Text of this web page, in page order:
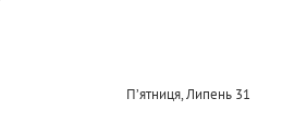
П’ятниця, Липень 31